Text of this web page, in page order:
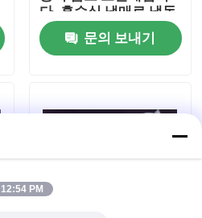
다. 흡수식 냉매로 냉동
산업에서 널리 사용됩
니다.
문의 보내기
12:54 PM